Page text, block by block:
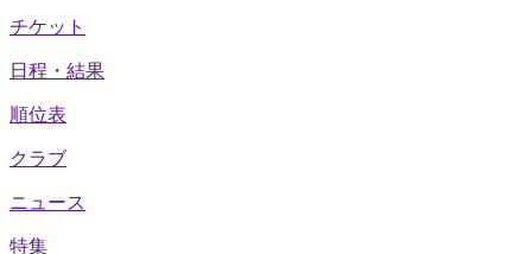
チケット
日程・結果
順位表
クラブ
ニュース
特集